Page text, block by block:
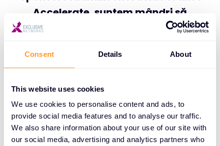
Consent Details About
This website uses cookies
We use cookies to personalise content and ads, to
provide social media features and to analyse our traffic.
We also share information about your use of our site with
our social media, advertising and analytics partners who
Accelerate, suntem mândri să
continuăm să consolidăm și să
misiune."
Pe măsură ce peisajul global al securității
cibernetice continuă să evolueze, Fortinet
Accelerate 2025 reprezintă un moment crucial